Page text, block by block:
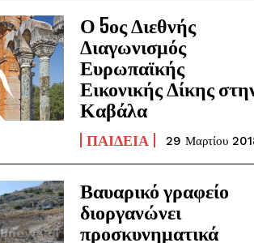
Ο 5ος Διεθνής
Διαγωνισμός
Ευρωπαϊκής
Εικονικής Δίκης
Καβάλα
ΠΑΙΔΕΊΑ 29 Μαρτίου
Βαυαρικό γραφείο
διοργανώνει
προσκυνηματικά